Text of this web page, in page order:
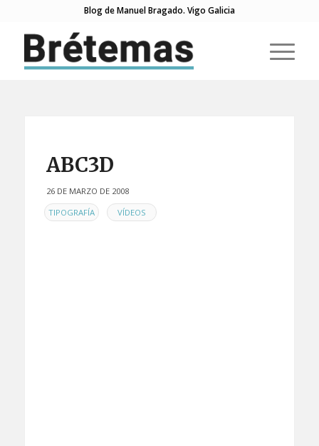
Blog de Manuel Bragado. Vigo Galicia
ABC3D
26 DE MARZO DE 2008
ENTIPOGRAFÍA , VÍDEOS